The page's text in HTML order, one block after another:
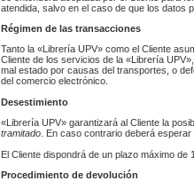
atendida, salvo en el caso de que los datos
Régimen de las transacciones
Tanto la «Librería UPV» como el Cliente
Cliente de los servicios de la «Librería
mal estado por causas del transportes, o
del comercio electrónico.
Desestimiento
«Librería UPV» garantizará al Cliente la
tramitado . En caso contrario deberá
El Cliente dispondrá de un plazo máximo
Procedimiento de devolución